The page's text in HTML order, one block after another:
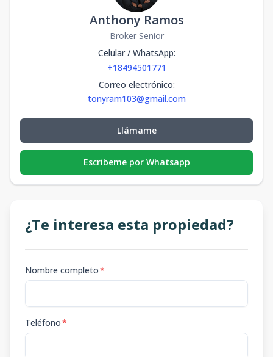
Anthony Ramos
Broker Senior
Celular / WhatsApp:
+18494501771
Correo electrónico:
tonyram103@gmail.com
Llámame
Escribeme por Whatsapp
¿Te interesa esta propiedad?
Nombre completo*
Teléfono*